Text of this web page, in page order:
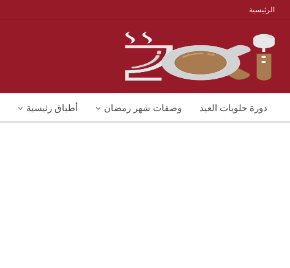
الرئيسية
دورة حلويات العيد وصفات شهر رمضان أطباق رئيسية